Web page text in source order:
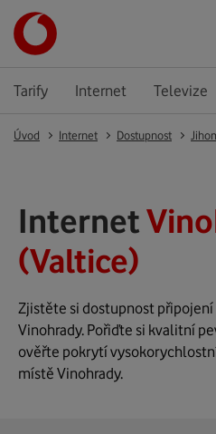
Tarify Internet Televize
Úvod Internet Dostupnost
Internet
(Valtice)
Zjistěte si dostupnost
Vinohrady. Pořiďte si kvalitní
ověřte pokrytí
místě Vinohrady.